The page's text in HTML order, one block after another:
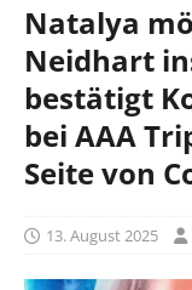
Natalya
Neidhart
bestätigt
bei AAA
Seite von
13. August 2025